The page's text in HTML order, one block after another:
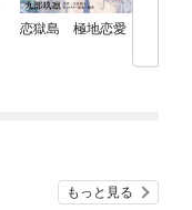
恋獄島 極地恋愛
もっと見る